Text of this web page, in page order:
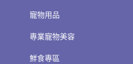
寵物用品
專業寵物美容
鮮食專區